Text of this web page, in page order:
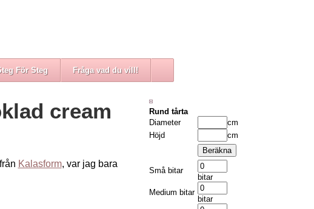
För Steg Fråga vad du vill!
cream
Kalasform, var jag bara
Rund tårta
Diameter
cm
Höjd
cm
Små bitar
bitar
Medium bitar
bitar